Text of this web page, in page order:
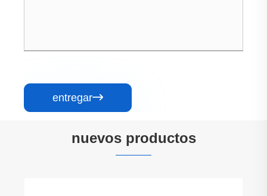
entregar
nuevos productos